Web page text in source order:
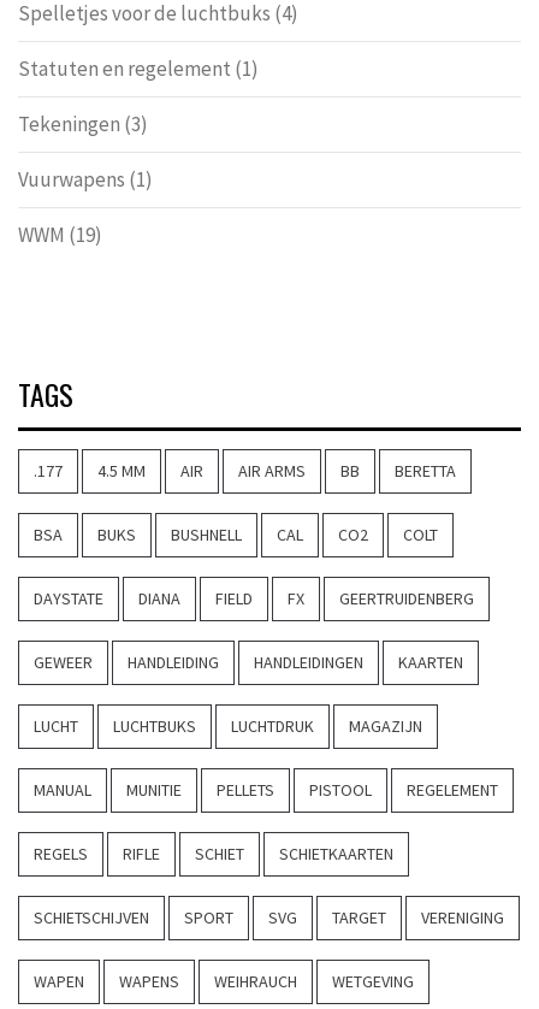
Spelletjes voor de luchtbuks (4)
Statuten en regelement (1)
Tekeningen (3)
Vuurwapens (1)
WWM (19)
TAGS
.177 4.5 MM AIR AIR ARMS BB BERETTA
BSA BUKS BUSHNELL CAL CO2 COLT
DAYSTATE DIANA FIELD FX GEERTRUIDENBERG
GEWEER HANDLEIDING HANDLEIDINGEN KAARTEN
LUCHT LUCHTBUKS LUCHTDRUK MAGAZIJN
MANUAL MUNITIE PELLETS PISTOOL REGELEMENT
REGELS RIFLE SCHIET SCHIETKAARTEN
SCHIETSCHIJVEN SPORT SVG TARGET VERENIGING
WAPEN WAPENS WEIHRAUCH WETGEVING